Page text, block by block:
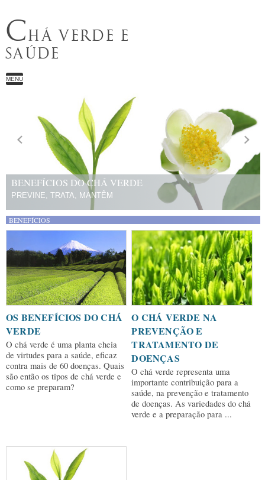
CHÁ VERDE E
SAÚDE
MENU
BENEFÍCIOS DO CHÁ VERDE
PREVINE, TRATA, MANTÊM
BENEFÍCIOS
OS BENEFÍCIOS DO CHÁ
VERDE
O chá verde é uma planta cheia
de virtudes para a saúde, eficaz
contra mais de 60 doenças. Quais
são então os tipos de chá verde e
como se preparam?
O CHÁ VERDE NA
PREVENÇÃO E
TRATAMENTO DE
DOENÇAS
O chá verde representa uma
importante contribuição para a
saúde, na prevenção e tratamento
de doenças. As variedades do chá
verde e a preparação para ...